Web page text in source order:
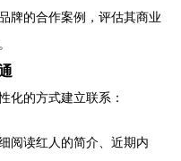
牌的合作案例，评估其商业
化的方式建立联系：
阅读红人的简介、近期内